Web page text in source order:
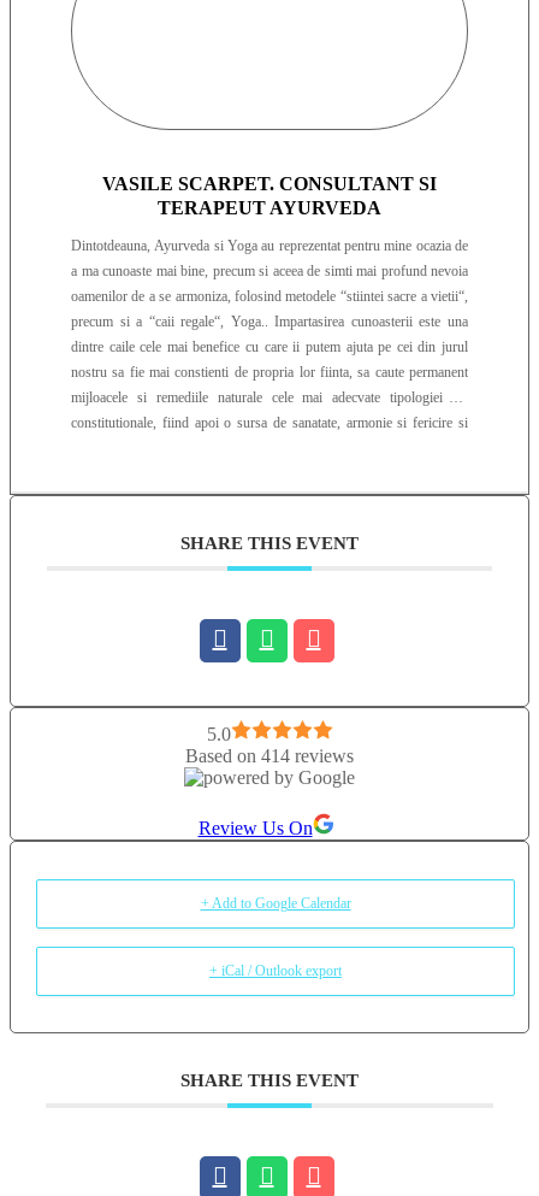
VASILE SCARPET. CONSULTANT SI
TERAPEUT AYURVEDA
Dintotdeauna, Ayurveda si Yoga au reprezentat pentru mine ocazia de
a ma cunoaste mai bine, precum si aceea de simti mai profund nevoia
oamenilor de a se armoniza, folosind metodele “stiintei sacre a vietii“,
precum si a “caii regale“, Yoga.. Impartasirea cunoasterii este una
dintre caile cele mai benefice cu care ii putem ajuta pe cei din jurul
nostru sa fie mai constienti de propria lor fiinta, sa caute permanent
mijloacele si remediile naturale cele mai adecvate tipologiei lor
constitutionale, fiind apoi o sursa de sanatate, armonie si fericire si
deschidere necesar pentru a se manifesta apoi la adevaratul lui
vreau sa il ofer si celorlalti… Va invit sa ne bucuram impreuna de
beneficiile Naturii, pe care Divinitatea ni le-a pus cu Iubire infinita la
Formarea mea de baza este cea de profesor de istorie, absolvent al
Facultatii de Istorie din cadrul Universitatii Ovidius Constanta in anul
si activitatea politica” Studiez Yoga si Ayurveda din anul 2005, in
cadrul Asociatiei de promovare a Medicinelor Neconventionale din
Romania Lector ayurveda din anul 2009 Am prezentat numeroase
televiziune ( 6 TV- “Puterile Secrete” (2), “Dialoguri intre minte si
(“Arta Fericirii”) pana acum Autor a numeroase articole despre
ayurveda- nutritie, terapii personalizate, consultanta ayurvedica, masaj
ayurvedic integral, yoga integrala, terapii orientale. Pasiuni- terapii
alternative, meditatia, fotografia, calatoriile in natura in special, teatrul,
antichitatile, numismatica, etc
SHARE THIS EVENT
5.0
Based on 414 reviews
Review Us On
+ Add to Google Calendar
+ iCal / Outlook export
SHARE THIS EVENT